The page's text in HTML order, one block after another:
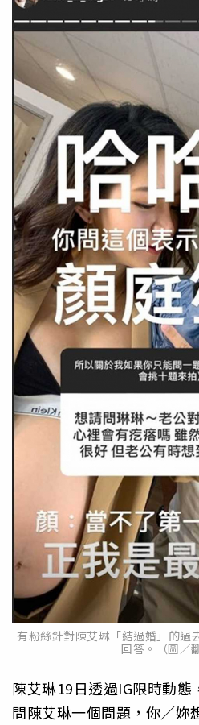
有粉絲針對陳艾琳「結過婚」的過
回答。（圖／
陳艾琳19日透過IG限時動
問陳艾琳一個問題，你／妳